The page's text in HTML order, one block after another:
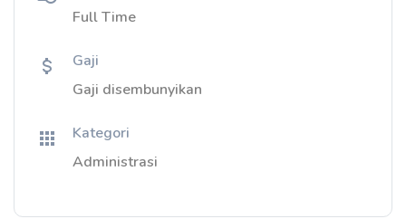
Full Time
Gaji
Gaji disembunyikan
Kategori
Administrasi